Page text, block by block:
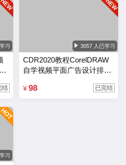
习
结
3057 人已学习
CDR2020教程CorelDRAW
自学视频平面广告设计排版
¥ 98 已完结
习